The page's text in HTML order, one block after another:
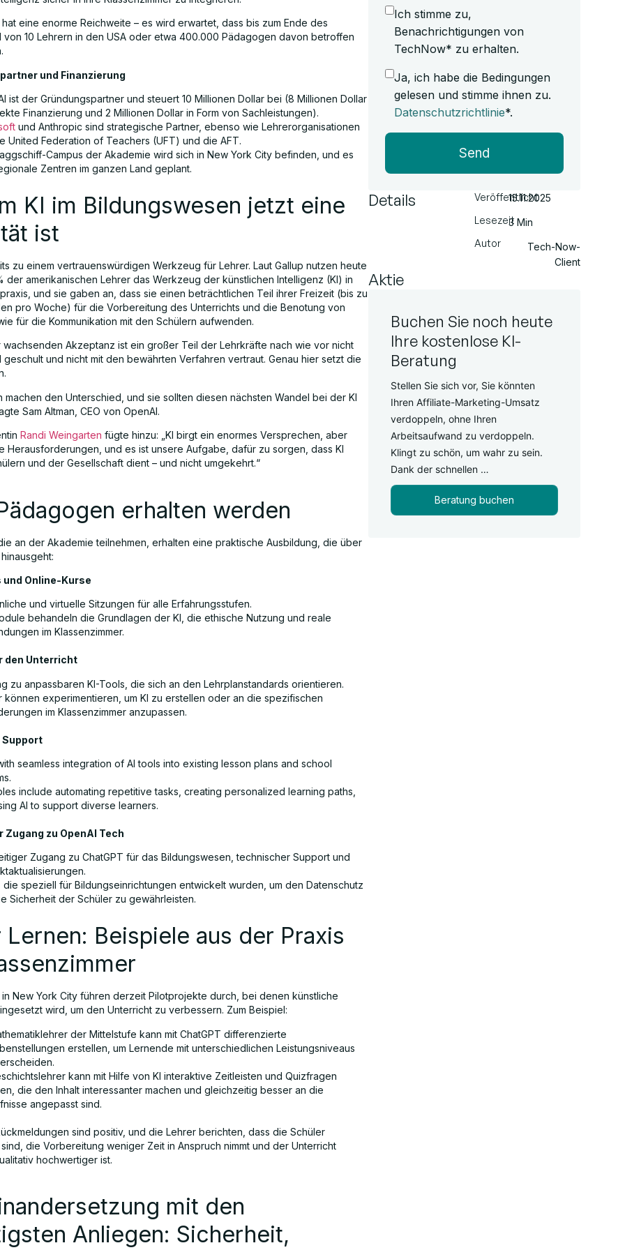
hat eine enorme Reichweite – es wird erwartet, dass bis zum Ende des
von 10 Lehrern in den USA oder etwa 400.000 Pädagogen davon betroffen
und Finanzierung
ist der Gründungspartner und steuert 10 Millionen Dollar bei (8 Millionen Dollar
Finanzierung und 2 Millionen Dollar in Form von Sachleistungen).
und Anthropic sind strategische Partner, ebenso wie Lehrerorganisationen
United Federation of Teachers (UFT) und die AFT.
Campus der Akademie wird sich in New York City befinden, und es
Zentren im ganzen Land geplant.
KI im Bildungswesen jetzt eine
ist
zu einem vertrauenswürdigen Werkzeug für Lehrer. Laut Gallup nutzen heute
der amerikanischen Lehrer das Werkzeug der künstlichen Intelligenz (KI) in
und sie gaben an, dass sie einen beträchtlichen Teil ihrer Freizeit (bis zu
pro Woche) für die Vorbereitung des Unterrichts und die Benotung von
für die Kommunikation mit den Schülern aufwenden.
Akzeptanz ist ein großer Teil der Lehrkräfte nach wie vor nicht
geschult und nicht mit den bewährten Verfahren vertraut. Genau hier setzt die
machen den Unterschied, und sie sollten diesen nächsten Wandel bei der KI
Sam Altman, CEO von OpenAI.
Randi Weingarten fügte hinzu: „KI birgt ein enormes Versprechen, aber
Herausforderungen, und es ist unsere Aufgabe, dafür zu sorgen, dass KI
und der Gesellschaft dient – und nicht umgekehrt.“
erhalten werden
an der Akademie teilnehmen, erhalten eine praktische Ausbildung, die über
und Online-Kurse
und virtuelle Sitzungen für alle Erfahrungsstufen.
behandeln die Grundlagen der KI, die ethische Nutzung und reale
im Klassenzimmer.
den Unterricht
zu anpassbaren KI-Tools, die sich an den Lehrplanstandards orientieren.
können experimentieren, um KI zu erstellen oder an die spezifischen
im Klassenzimmer anzupassen.
seamless integration of AI tools into existing lesson plans and school
include automating repetitive tasks, creating personalized learning paths,
AI to support diverse learners.
Zugang zu OpenAI Tech
Zugang zu ChatGPT für das Bildungswesen, technischer Support und
die speziell für Bildungseinrichtungen entwickelt wurden, um den Datenschutz
Sicherheit der Schüler zu gewährleisten.
Lernen: Beispiele aus der Praxis
in New York City führen derzeit Pilotprojekte durch, bei denen künstliche
wird, um den Unterricht zu verbessern. Zum Beispiel:
der Mittelstufe kann mit ChatGPT differenzierte
erstellen, um Lernende mit unterschiedlichen Leistungsniveaus
kann mit Hilfe von KI interaktive Zeitleisten und Quizfragen
die den Inhalt interessanter machen und gleichzeitig besser an die
angepasst sind.
sind positiv, und die Lehrer berichten, dass die Schüler
die Vorbereitung weniger Zeit in Anspruch nimmt und der Unterricht
hochwertiger ist.
mit den
Anliegen: Sicherheit,
Ich stimme zu,
Benachrichtigungen von
TechNow* zu erhalten.
Ja, ich habe die Bedingungen
gelesen und stimme ihnen zu.
Datenschutzrichtlinie*.
Send
Details
Veröffentlicht
Lesezeit
Autor
15.11.2025
3 Min
Tech-Now-
Client
Aktie
Buchen Sie noch heute
Ihre kostenlose KI-
Beratung
Stellen Sie sich vor, Sie könnten
Ihren Affiliate-Marketing-Umsatz
verdoppeln, ohne Ihren
Arbeitsaufwand zu verdoppeln.
Klingt zu schön, um wahr zu sein.
Dank der schnellen …
Beratung buchen